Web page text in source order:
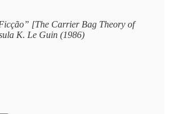
[The Carrier Bag Theory of
K. Le Guin (1986)